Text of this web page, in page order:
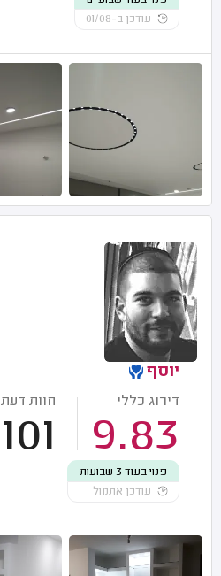
עודכן ב-01/08
יוסף
דירוג כללי
9.83
חוות דעת
101
פנוי בעוד 3 שבועות
עודכן אתמול